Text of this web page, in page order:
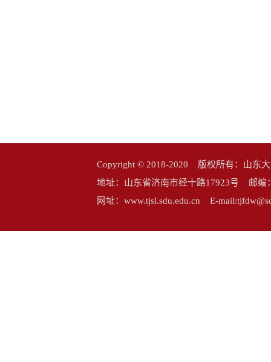
Copyright © 2018-2020 版权所有：山东
地址：山东省济南市经十路17923号 邮
网址：www.tjsl.sdu.edu.cn E-